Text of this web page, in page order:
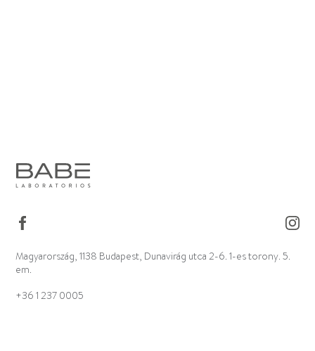
Magyarország, 1138 Budapest, Dunavirág utca 2-6. 1-es torony. 5.
em.
+36 1 237 0005